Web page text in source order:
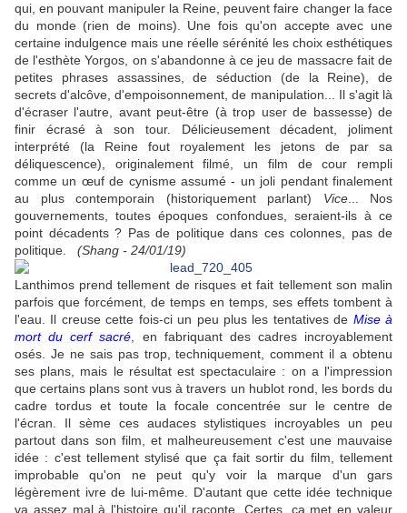
qui, en pouvant manipuler la Reine, peuvent faire changer la face
du monde (rien de moins). Une fois qu'on accepte avec une
certaine indulgence mais une réelle sérénité les choix esthétiques
de l'esthète Yorgos, on s'abandonne à ce jeu de massacre fait de
petites phrases assassines, de séduction (de la Reine), de
secrets d'alcôve, d'empoisonnement, de manipulation... Il s'agit là
d'écraser l'autre, avant peut-être (à trop user de bassesse) de
finir écrasé à son tour. Délicieusement décadent, joliment
interprété (la Reine fout royalement les jetons de par sa
déliquescence), originalement filmé, un film de cour rempli
comme un œuf de cynisme assumé - un joli pendant finalement
au plus contemporain (historiquement parlant) Vice... Nos
gouvernements, toutes époques confondues, seraient-ils à ce
point décadents ? Pas de politique dans ces colonnes, pas de
politique. (Shang - 24/01/19)
Lanthimos prend tellement de risques et fait tellement son malin
parfois que forcément, de temps en temps, ses effets tombent à
l'eau. Il creuse cette fois-ci un peu plus les tentatives de Mise à
mort du cerf sacré , en fabriquant des cadres incroyablement
osés. Je ne sais pas trop, techniquement, comment il a obtenu
ses plans, mais le résultat est spectaculaire : on a l'impression
que certains plans sont vus à travers un hublot rond, les bords du
cadre tordus et toute la focale concentrée sur le centre de
l'écran. Il sème ces audaces stylistiques incroyables un peu
partout dans son film, et malheureusement c'est une mauvaise
idée : c'est tellement stylisé que ça fait sortir du film, tellement
improbable qu'on ne peut qu'y voir la marque d'un gars
légèrement ivre de lui-même. D'autant que cette idée technique
va assez mal à l'histoire qu'il raconte. Certes, ça met en valeur